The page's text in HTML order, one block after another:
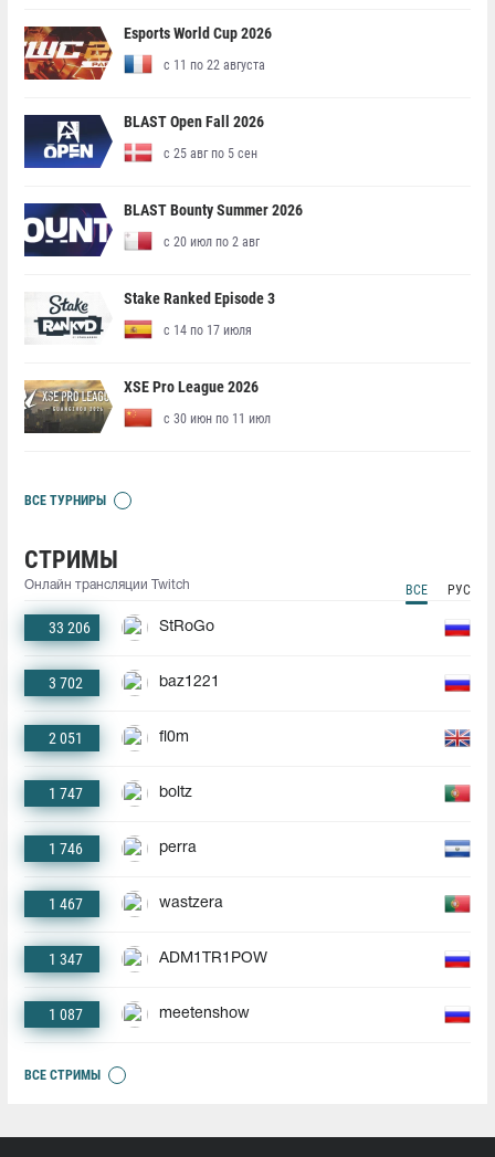
Esports World Cup 2026
с 11 по 22 августа
BLAST Open Fall 2026
с 25 авг по 5 сен
BLAST Bounty Summer 2026
с 20 июл по 2 авг
Stake Ranked Episode 3
с 14 по 17 июля
XSE Pro League 2026
с 30 июн по 11 июл
ВСЕ ТУРНИРЫ
СТРИМЫ
Онлайн трансляции Twitch ВСЕ РУС
33 206 StRoGo
3 702 baz1221
2 051 fl0m
1 747 boltz
1 746 perra
1 467 wastzera
1 347 ADM1TR1POW
1 087 meetenshow
ВСЕ СТРИМЫ